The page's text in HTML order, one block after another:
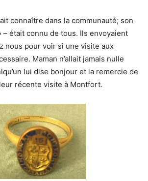
connaître dans la communauté; son
– était connu de tous. Ils envoyaient
nous pour voir si une visite aux
Maman n’allait jamais nulle
lui dise bonjour et la remercie de
récente visite à Montfort.